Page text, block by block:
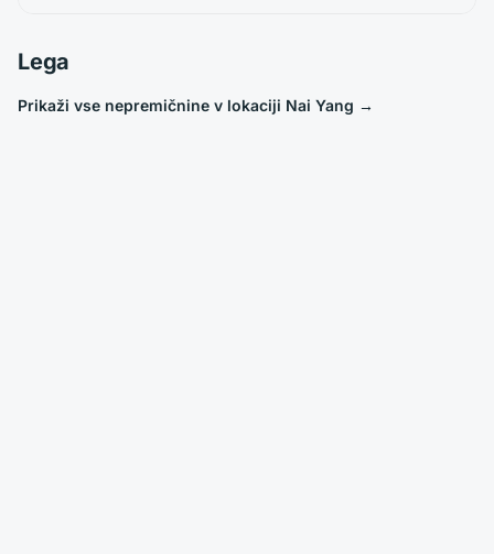
Lega
Prikaži vse nepremičnine v lokaciji Nai Yang →